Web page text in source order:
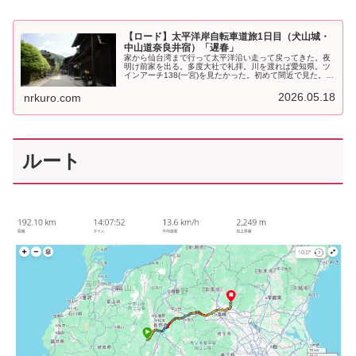
【ロード】太平洋岸自転車道旅1日目（犬山城・
中山道奈良井宿）「遅春」
家から仙台湾まで行って太平洋沿い走って戻ってきた。夜
明け前家を出る。多度大社で礼拝。川を渡れば愛知県。ツ
インアーチ138(一宮)を見たかった。初めて間近で見た。サ
nrkuro.com 2026.05.18
ルート